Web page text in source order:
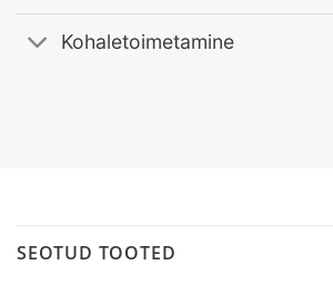
Kohaletoimetamine
SEOTUD TOOTED